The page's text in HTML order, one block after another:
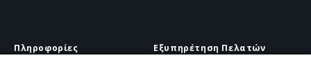
Πληροφορίες
Εξυπηρέτηση Πελατών